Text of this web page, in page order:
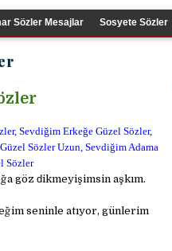
Sözler Mesajlar Sosyete Sözler
Sevdiğim Erkeğe Güzel Sözler,
Sözler Uzun, Sevdiğim Adama
Sözler
göz ԁikmeyişimsin aşkım.
seninle atıyor, günlerim